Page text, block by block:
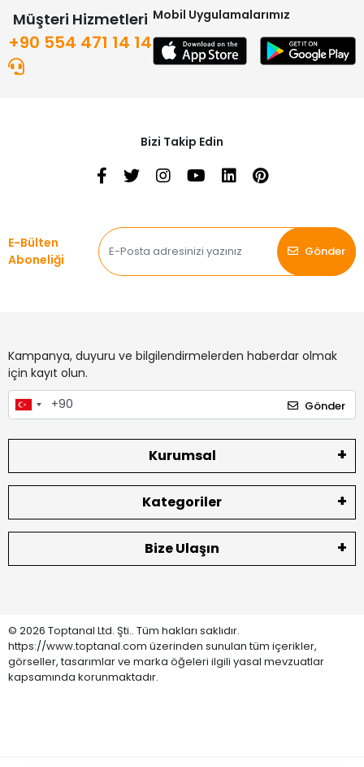
Müşteri Hizmetleri
+90 554 471 14 14
Mobil Uygulamalarımız
Bizi Takip Edin
E-Bülten
Aboneliği
Gönder
Kampanya, duyuru ve bilgilendirmelerden haberdar olmak
için kayıt olun.
Gönder
Kurumsal
Kategoriler
Bize Ulaşın
© 2026 Toptanal Ltd. Şti.. Tüm hakları saklıdır.
https://www.toptanal.com üzerinden sunulan tüm içerikler,
görseller, tasarımlar ve marka öğeleri ilgili yasal mevzuatlar
kapsamında korunmaktadır.